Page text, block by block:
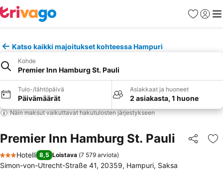
Suosikit
Katso kaikki majoitukset kohteessa Hampuri
Kohde
Premier Inn Hamburg St. Pauli
Tulo-/lähtöpäivä
Päivämäärät
Asiakkaat ja huoneet
2 asiakasta, 1 huone
Näin maksut vaikuttavat hakutulosten järjestykseen
Premier Inn Hamburg St. Pauli Jaa
3 Tähtiluokitus
Hotelli 8,5 Loistava (7 579 arviota)
Simon-von-Utrecht-Straße 41, 20359, Hampuri, Saksa